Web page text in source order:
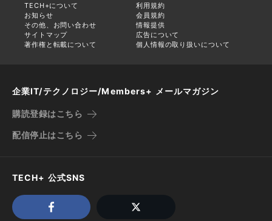
TECH+について
利用規約
お知らせ
会員規約
その他、お問い合わせ
情報提供
サイトマップ
広告について
著作権と転載について
個人情報の取り扱いについて
企業IT/テクノロジー/Members+ メールマガジン
購読登録はこちら
配信停止はこちら
TECH+ 公式SNS